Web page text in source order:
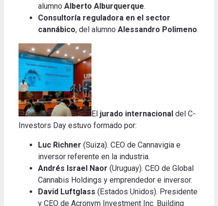
alumno Alberto Alburquerque.
Consultoría reguladora en el sector
cannábico, del alumno Alessandro Polimeno.
El jurado internacional del C-
Investors Day estuvo formado por:
Luc Richner (Suiza). CEO de Cannavigia e
inversor referente en la industria.
Andrés Israel Naor (Uruguay). CEO de Global
Cannabis Holdings y emprendedor e inversor.
David Luftglass (Estados Unidos). Presidente
y CEO de Acronym Investment Inc. Building